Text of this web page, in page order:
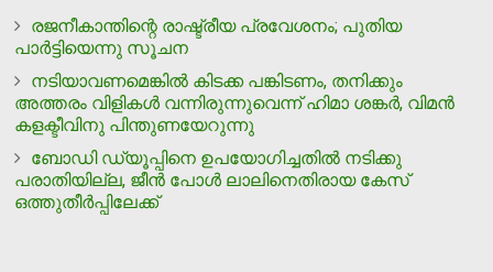
രജനീകാന്തിന്റെ രാഷ്ട്രീയ പ്രവേശനം; പുതിയ
പാര്‍ട്ടിയെന്നു സൂചന
നടിയാവണമെങ്കില്‍ കിടക്ക പങ്കിടണം, തനിക്കും
അത്തരം വിളികള്‍ വന്നിരുന്നുവെന്ന് ഹിമാ ശങ്കര്‍, വിമന്‍
കളക്ടീവിനു പിന്തുണയേറുന്നു
ബോഡി ഡ്യൂപ്പിനെ ഉപയോഗിച്ചതില്‍ നടിക്കു
പരാതിയില്ല, ജീന്‍ പോള്‍ ലാലിനെതിരായ കേസ്
ഒത്തുതീര്‍പ്പിലേക്ക്